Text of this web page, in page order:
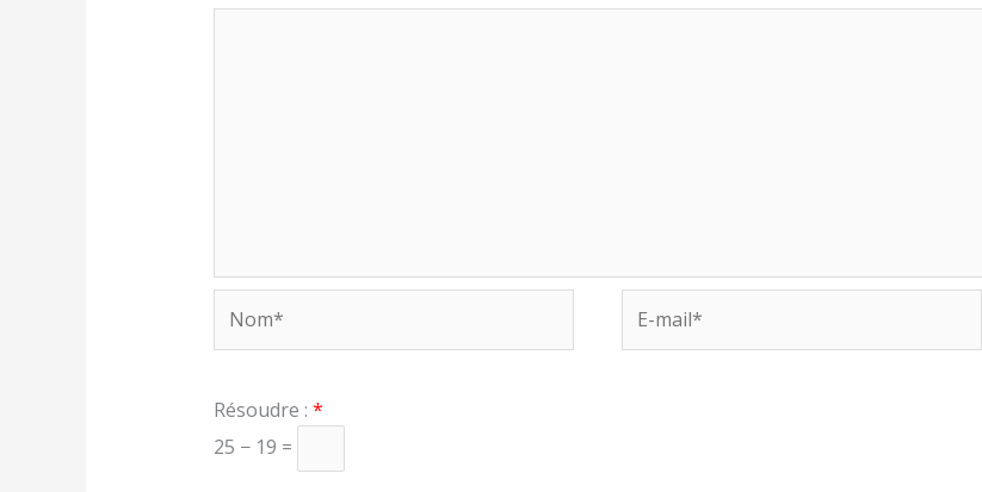
mail*
Résoudre : *
25 − 19 =